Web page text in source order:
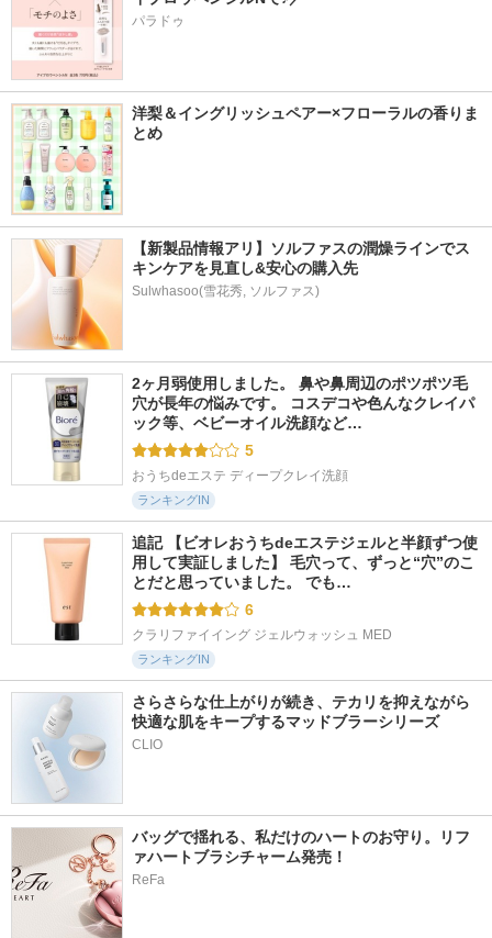
パラドゥ
洋梨＆イングリッシュペアー×フローラルの香りま
とめ
【新製品情報アリ】ソルファスの潤燥ラインでス
キンケアを見直し&安心の購入先
Sulwhasoo(雪花秀, ソルファス)
2ヶ月弱使用しました。 鼻や鼻周辺のポツポツ毛
穴が長年の悩みです。 コスデコや色んなクレイパ
ック等、ベビーオイル洗顔など…
5
おうちdeエステ ディープクレイ洗顔
ランキングIN
追記 【ビオレおうちdeエステジェルと半顔ずつ使
用して実証しました】 毛穴って、ずっと“穴”のこ
とだと思っていました。 でも…
6
クラリファイイング ジェルウォッシュ MED
ランキングIN
さらさらな仕上がりが続き、テカリを抑えながら
快適な肌をキープするマッドブラーシリーズ
バッグで揺れる、私だけのハートのお守り。リフ
ァハートブラシチャーム発売！
ReFa